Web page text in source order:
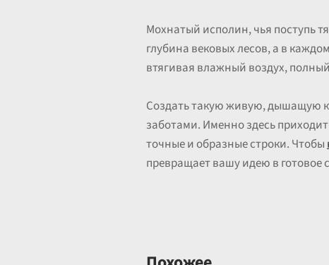
Мохнатый исполин, чья поступь
глубина вековых лесов, а в
втягивая влажный воздух,
Создать такую живую, дышащую
заботами. Именно здесь
точные и образные строки. Чтобы
превращает вашу идею в готовое